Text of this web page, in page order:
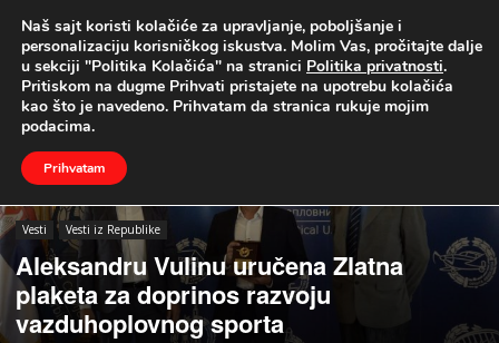
UŽIVO
Naslovna Vesti Vesti iz Republike
Vesti Vesti iz Republike
Aleksandru Vulinu uručena Zlatna
plaketa za doprinos razvoju
vazduhoplovnog sporta
Naš sajt koristi kolačiće za upravljanje, poboljšanje i
personalizaciju korisničkog iskustva. Molim Vas, pročitajte dalje
u sekciji "Politika Kolačića" na stranici Politika privatnosti.
Pritiskom na dugme Prihvati pristajete na upotrebu kolačića
kao što je navedeno. Prihvatam da stranica rukuje mojim
podacima.
Prihvatam